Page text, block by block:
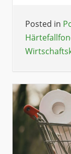
Posted in